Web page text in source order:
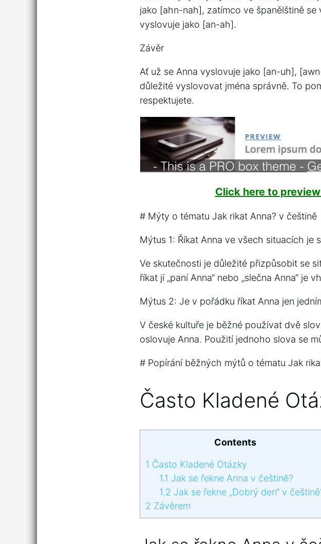
jako [ahn-nah], zatímco ve španělštině
vyslovuje jako [an-ah].
Závěr
Ať už se Anna vyslovuje jako [an-uh],
důležité vyslovovat jména správně. To
respektujete.
Click here to
# Mýty o tématu Jak rikat Anna? v češtině
Mýtus 1: Říkat Anna ve všech situacích je
Ve skutečnosti je důležité přizpůsobit se
říkat jí „paní Anna“ nebo „slečna Anna“ je
Mýtus 2: Je v pořádku říkat Anna jen
V české kultuře je běžné používat dvě
oslovuje Anna. Použití jednoho slova se
# Popírání běžných mýtů o tématu Jak
Často Kladené
Contents
1 Často Kladené Otázky
1.1 Jak se řekne Anna v češtině?
1.2 Jak se řekne „Dobrý den“ v
2 Závěrem